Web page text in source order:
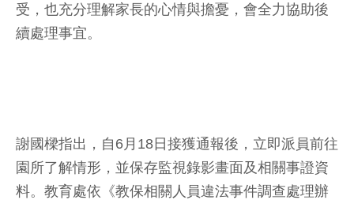
受，也充分理解家長的心情與擔憂，會全力協助後
續處理事宜。
謝國樑指出，自6月18日接獲通報後，立即派員前往
園所了解情形，並保存監視錄影畫面及相關事證資
料。教育處依《教保相關人員違法事件調查處理辦